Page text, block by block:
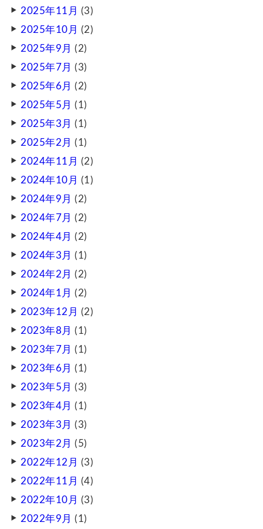
2025年11月 (3)
2025年10月 (2)
2025年9月 (2)
2025年7月 (3)
2025年6月 (2)
2025年5月 (1)
2025年3月 (1)
2025年2月 (1)
2024年11月 (2)
2024年10月 (1)
2024年9月 (2)
2024年7月 (2)
2024年4月 (2)
2024年3月 (1)
2024年2月 (2)
2024年1月 (2)
2023年12月 (2)
2023年8月 (1)
2023年7月 (1)
2023年6月 (1)
2023年5月 (3)
2023年4月 (1)
2023年3月 (3)
2023年2月 (5)
2022年12月 (3)
2022年11月 (4)
2022年10月 (3)
2022年9月 (1)